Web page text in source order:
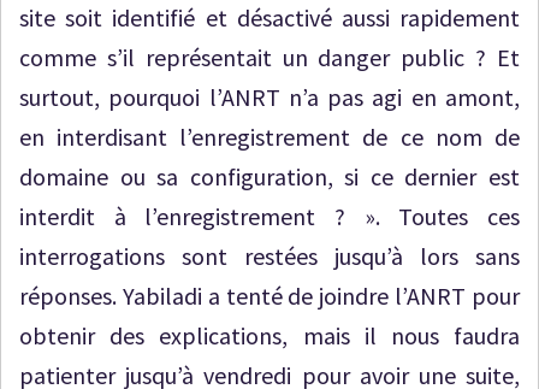
site soit identifié et désactivé aussi rapidement
comme s’il représentait un danger public ? Et
surtout, pourquoi l’ANRT n’a pas agi en amont,
en interdisant l’enregistrement de ce nom de
domaine ou sa configuration, si ce dernier est
interdit à l’enregistrement ? ». Toutes ces
interrogations sont restées jusqu’à lors sans
réponses. Yabiladi a tenté de joindre l’ANRT pour
obtenir des explications, mais il nous faudra
patienter jusqu’à vendredi pour avoir une suite,